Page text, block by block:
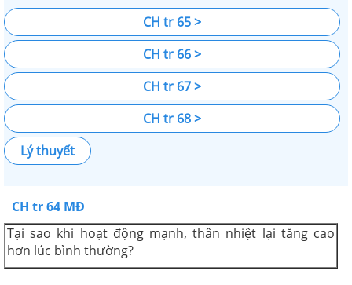
CH tr 65 >
CH tr 66 >
CH tr 67 >
CH tr 68 >
Lý thuyết
CH tr 64 MĐ
Tại sao khi hoạt động mạnh, thân nhiệt lại tăng cao
hơn lúc bình thường?